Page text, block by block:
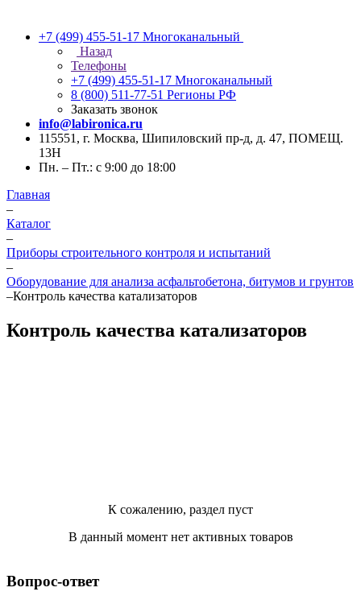
+7 (499) 455-51-17 Многоканальный
Назад
Телефоны
+7 (499) 455-51-17 Многоканальный
8 (800) 511-77-51 Регионы РФ
Заказать звонок
info@labironica.ru
115551, г. Москва, Шипиловский пр-д, д. 47, ПОМЕЩ.
13Н
Пн. – Пт.: с 9:00 до 18:00
Главная
–
Каталог
–
Приборы строительного контроля и испытаний
–
Оборудование для анализа асфальтобетона, битумов и грунтов
–Контроль качества катализаторов
Контроль качества катализаторов
К сожалению, раздел пуст
В данный момент нет активных товаров
Вопрос-ответ